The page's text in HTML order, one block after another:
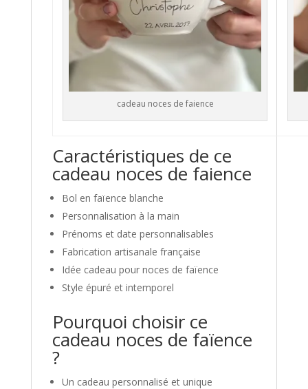
cadeau noces de faience
Caractéristiques de ce
cadeau noces de faience
Bol en faïence blanche
Personnalisation à la main
Prénoms et date personnalisables
Fabrication artisanale française
Idée cadeau pour noces de faïence
Style épuré et intemporel
Pourquoi choisir ce
cadeau noces de faïence
?
Un cadeau personnalisé et unique